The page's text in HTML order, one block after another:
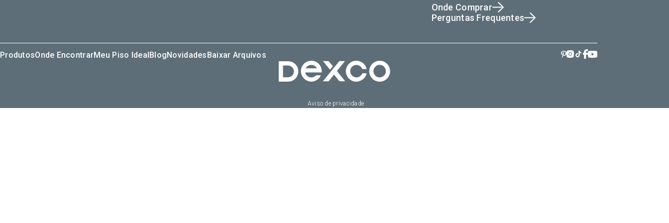
Onde Comprar
Perguntas Frequentes
ProdutosOnde EncontrarMeu Piso IdealBlogNovidadesBaixar Arquivos
Aviso de privacidade